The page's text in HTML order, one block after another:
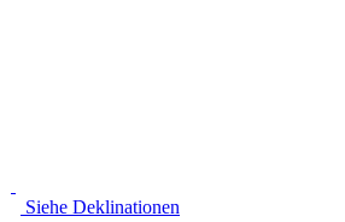
Siehe Deklinationen